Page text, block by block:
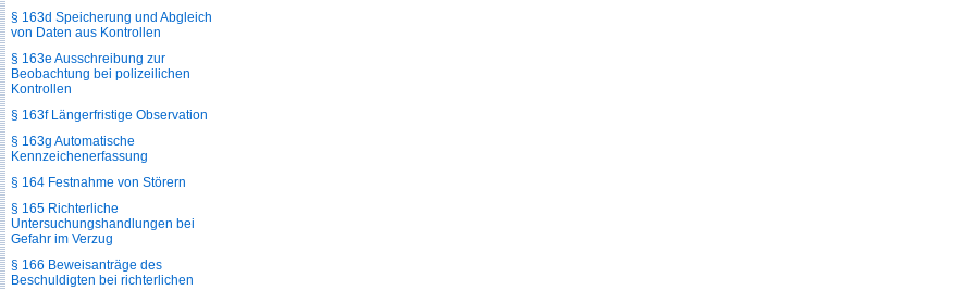
§ 163d Speicherung und Abgleich
von Daten aus Kontrollen
§ 163e Ausschreibung zur
Beobachtung bei polizeilichen
Kontrollen
§ 163f Längerfristige Observation
§ 163g Automatische
Kennzeichenerfassung
§ 164 Festnahme von Störern
§ 165 Richterliche
Untersuchungshandlungen bei
Gefahr im Verzug
§ 166 Beweisanträge des
Beschuldigten bei richterlichen